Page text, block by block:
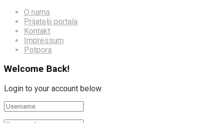
O nama
Prijatelji portala
Kontakt
Impressum
Potpora
Welcome Back!
Login to your account below